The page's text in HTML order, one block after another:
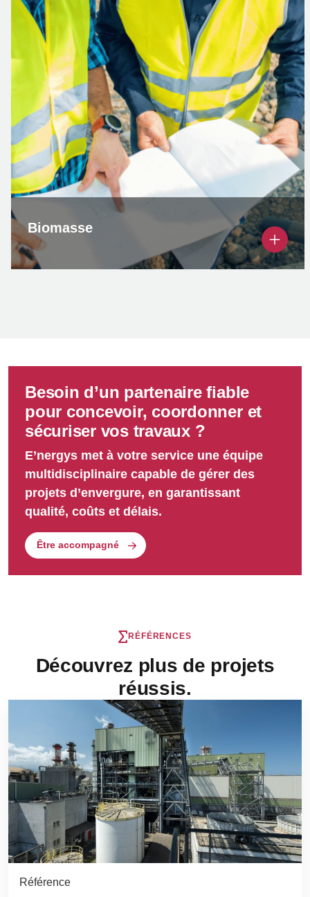
Biomasse
Etudes et maîtrise d'œuvre sur vos projets de
Besoin d’un partenaire fiable
pour concevoir, coordonner et
sécuriser vos travaux ?
E’nergys met à votre service une équipe
multidisciplinaire capable de gérer des
projets d’envergure, en garantissant
qualité, coûts et délais.
Être accompagné
RÉFÉRENCES
Découvrez plus de projets
réussis.
Référence